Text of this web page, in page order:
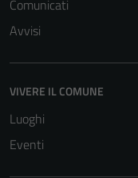
Comunicati
Avvisi
VIVERE IL COMUNE
Luoghi
Eventi